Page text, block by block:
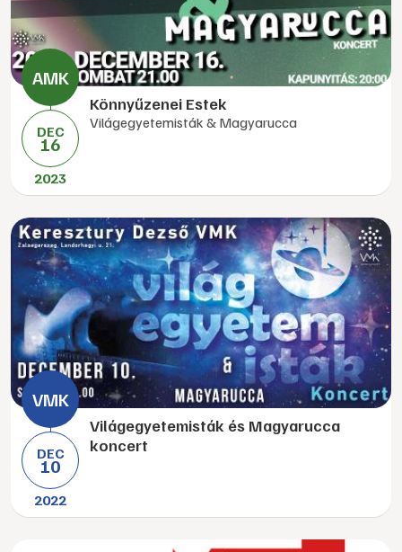
DEC
16
2023
Könnyűzenei Estek
Világegyetemisták & Magyarucca
DEC
10
2022
Világegyetemisták és Magyarucca
koncert